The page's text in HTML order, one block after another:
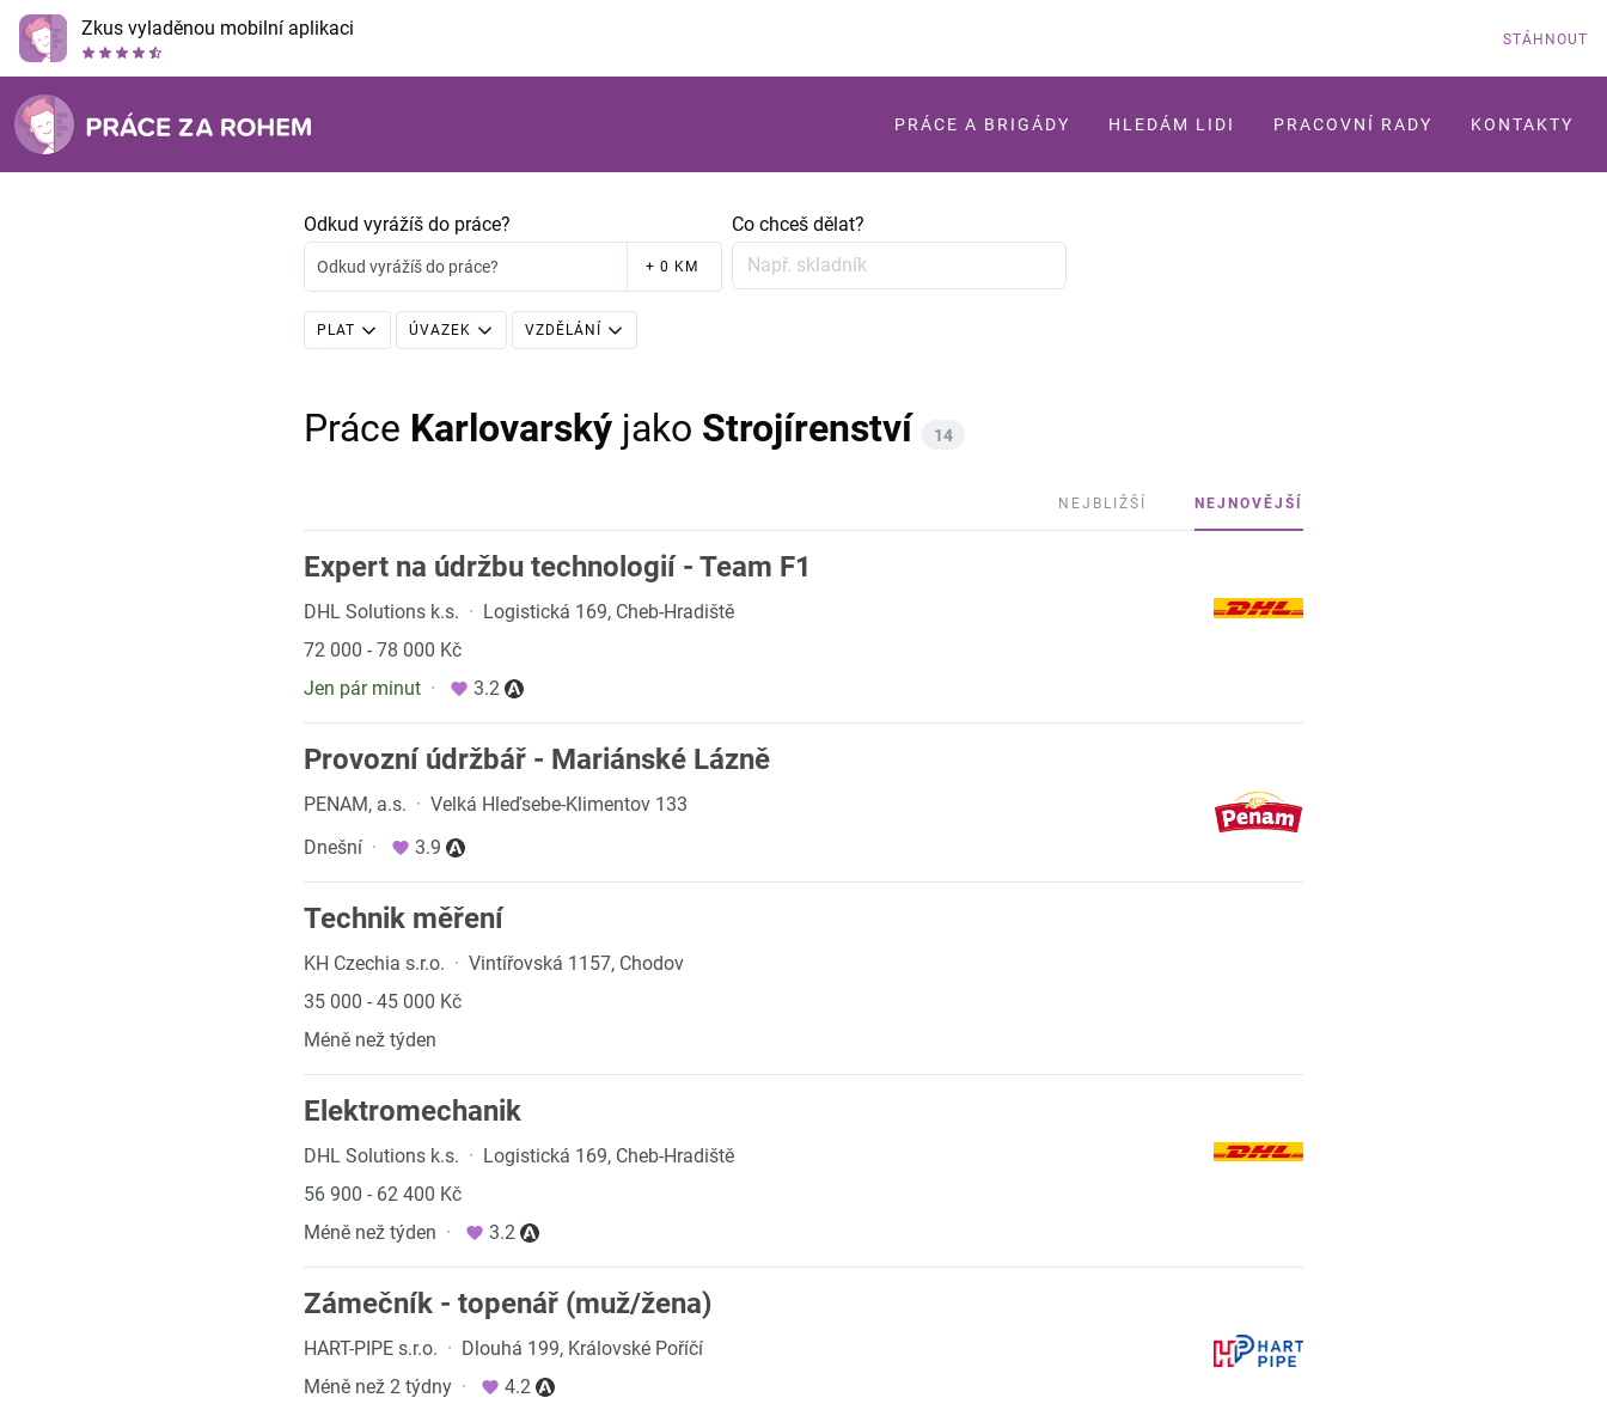
Zkus vyladěnou mobilní aplikaci STÁHNOUT
PRÁCE A BRIGÁDY HLEDÁM LIDI PRACOVNÍ RADY KONTAKTY
Odkud vyrážíš do práce?
Odkud vyrážíš do práce? + 0 KM
Co chceš dělat?
PLAT ÚVAZEK VZDĚLÁNÍ
Práce Karlovarský jako Strojírenství 14
NEJBLIŽŠÍ NEJNOVĚJŠÍ
Expert na údržbu technologií - Team F1
DHL Solutions k.s. · Logistická 169, Cheb-Hradiště
72 000 - 78 000 Kč
Jen pár minut · 3.2
Provozní údržbář - Mariánské Lázně
PENAM, a.s. · Velká Hleďsebe-Klimentov 133
Dnešní · 3.9
Technik měření
KH Czechia s.r.o. · Vintířovská 1157, Chodov
35 000 - 45 000 Kč
Méně než týden
Elektromechanik
DHL Solutions k.s. · Logistická 169, Cheb-Hradiště
56 900 - 62 400 Kč
Méně než týden · 3.2
Zámečník - topenář (muž/žena)
HART-PIPE s.r.o. · Dlouhá 199, Královské Poříčí
Méně než 2 týdny · 4.2